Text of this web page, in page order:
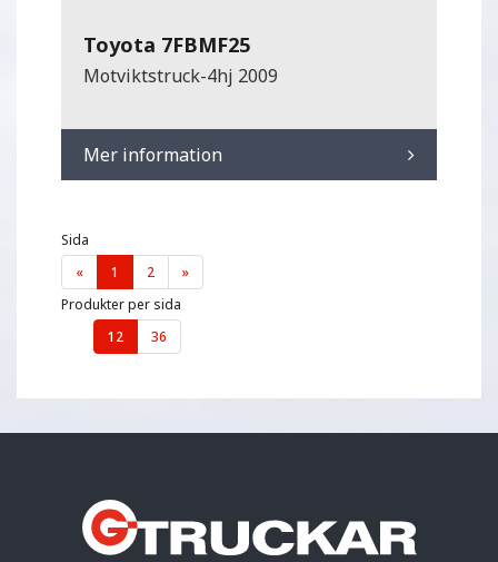
Toyota 7FBMF25
Motviktstruck-4hj 2009
Mer information
Sida
«
1 2
»
Produkter per sida
12
36